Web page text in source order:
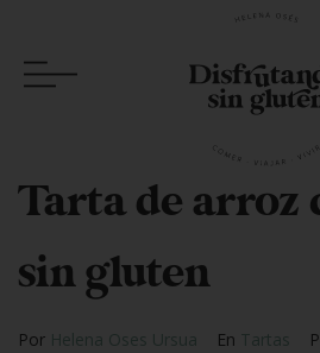
Tarta de arroz
sin gluten
Por Helena Oses Ursua En Tartas